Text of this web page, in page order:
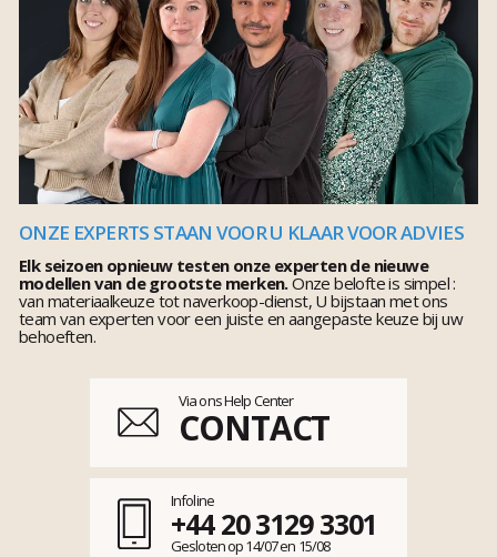
ONZE EXPERTS STAAN VOOR U KLAAR VOOR ADVIES
Elk seizoen opnieuw testen onze experten de nieuwe
modellen van de grootste merken.Onze belofte is simpel :
van materiaalkeuze tot naverkoop-dienst, U bijstaan met ons
team van experten voor een juiste en aangepaste keuze bij uw
behoeften.
Via ons Help Center
CONTACT
Infoline
+44 20 3129 3301
Gesloten op 14/07 en 15/08